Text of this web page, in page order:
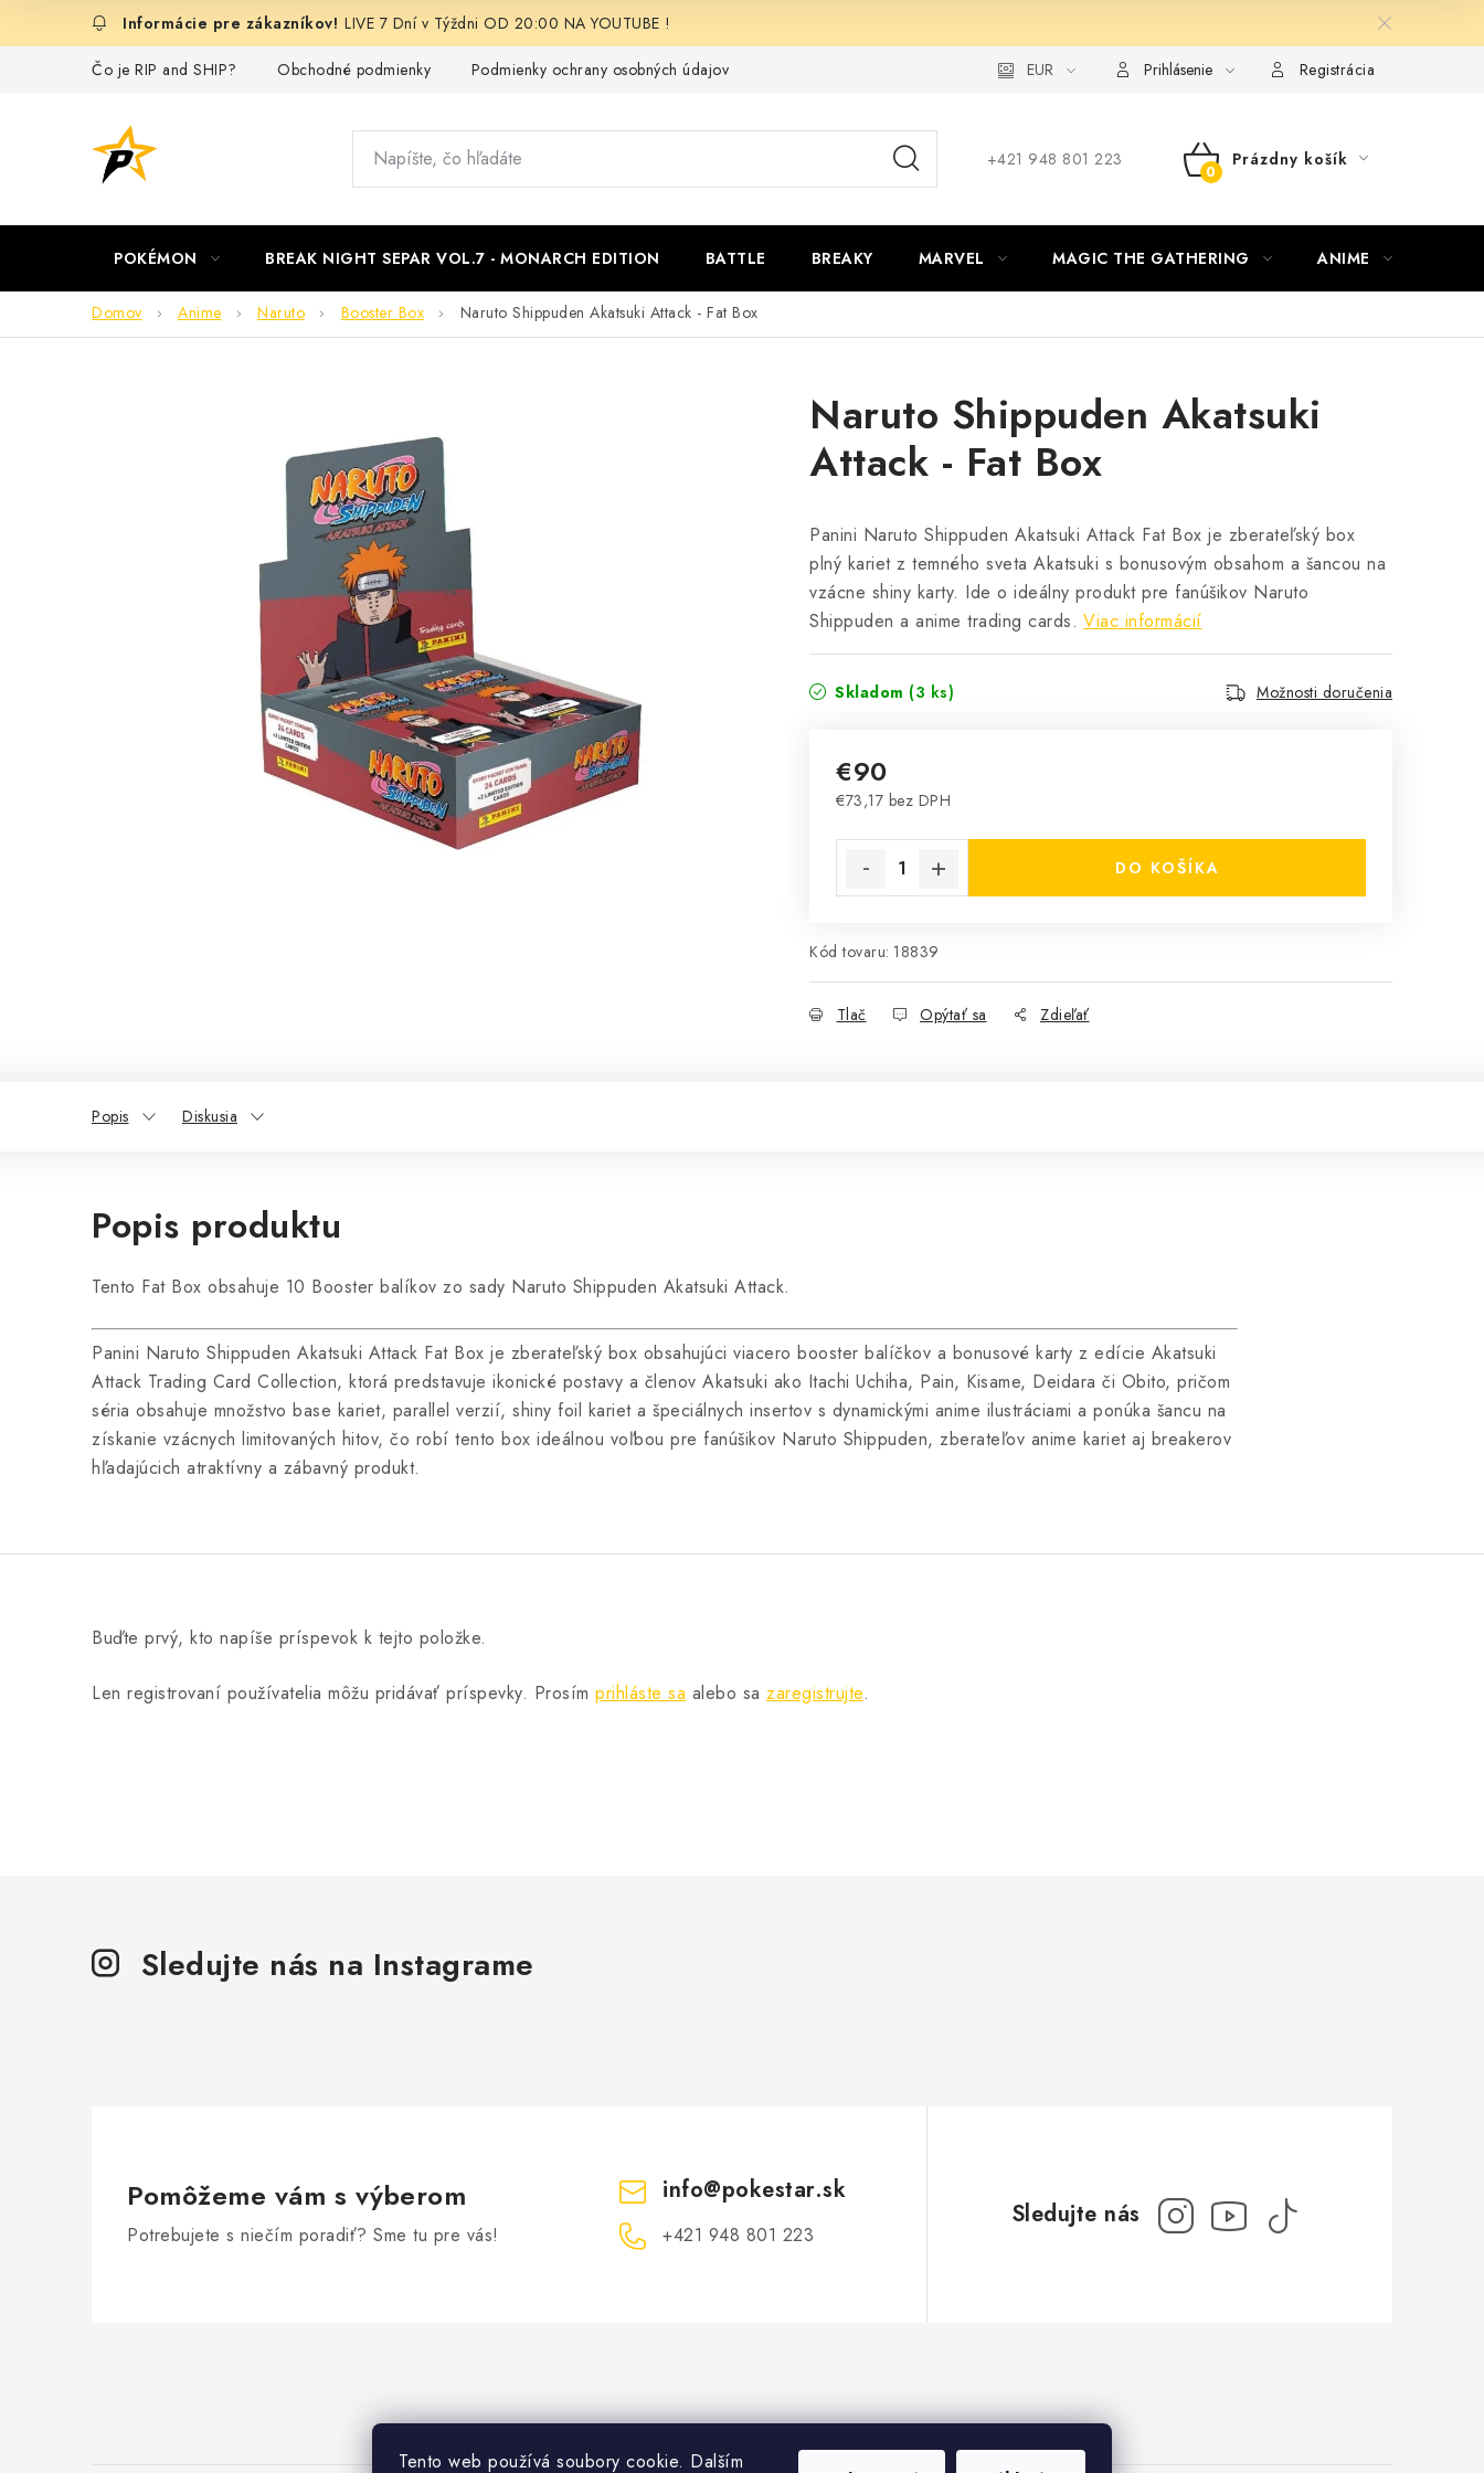
Tento web používá soubory cookie. Dalším
LIVE 7 Dní v Týždni OD 20:00 NA YOUTUBE !
Čo je RIP and SHIP? Obchodné podmienky Podmienky ochrany osobných údajov Odstúpenie od zmluvy formou elektronického formulára
EUR Prihlásenie Registrácia
‪+421 948 801 223
NÁKUPNÝ
Prázdny košík
POKÉMON BREAK NIGHT SEPAR VOL.7 - MONARCH EDITION BATTLE BREAKY MARVEL MAGIC THE GATHERING ANIME
Domov Anime Naruto Booster Box Naruto Shippuden Akatsuki Attack - Fat Box
Naruto Shippuden Akatsuki
Attack - Fat Box
Panini Naruto Shippuden Akatsuki Attack Fat Box je zberateľský box
plný kariet z temného sveta Akatsuki s bonusovým obsahom a šancou na
vzácne shiny karty. Ide o ideálny produkt pre fanúšikov Naruto
Shippuden a anime trading cards. Viac informácií
Skladom (3 ks) Možnosti doručenia
€90
€73,17 bez DPH
DO KOŠÍKA
Kód tovaru: 18839
Tlač Opýtať sa Zdieľať
Popis Diskusia
Popis produktu
Tento Fat Box obsahuje 10 Booster balíkov zo sady Naruto Shippuden Akatsuki Attack.
Panini Naruto Shippuden Akatsuki Attack Fat Box je zberateľský box obsahujúci viacero booster balíčkov a bonusové karty z edície Akatsuki
Attack Trading Card Collection, ktorá predstavuje ikonické postavy a členov Akatsuki ako Itachi Uchiha, Pain, Kisame, Deidara či Obito, pričom
séria obsahuje množstvo base kariet, parallel verzií, shiny foil kariet a špeciálnych insertov s dynamickými anime ilustráciami a ponúka šancu na
získanie vzácnych limitovaných hitov, čo robí tento box ideálnou voľbou pre fanúšikov Naruto Shippuden, zberateľov anime kariet aj breakerov
hľadajúcich atraktívny a zábavný produkt.
Buďte prvý, kto napíše príspevok k tejto položke.
Len registrovaní používatelia môžu pridávať príspevky. Prosím prihláste sa alebo sa zaregistrujte.
Sledujte nás na Instagrame
Pomôžeme vám s výberom
Potrebujete s niečím poradiť? Sme tu pre vás!
info@pokestar.sk
‪+421 948 801 223